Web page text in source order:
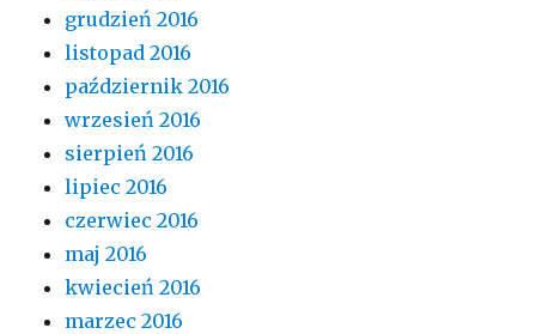
grudzień 2016
listopad 2016
październik 2016
wrzesień 2016
sierpień 2016
lipiec 2016
czerwiec 2016
maj 2016
kwiecień 2016
marzec 2016